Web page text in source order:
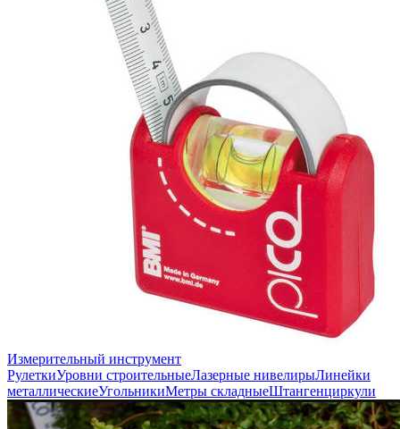
Измерительный инструмент
РулеткиУровни строительныеЛазерные нивелирыЛинейки
металлическиеУгольникиМетры складныеШтангенциркули